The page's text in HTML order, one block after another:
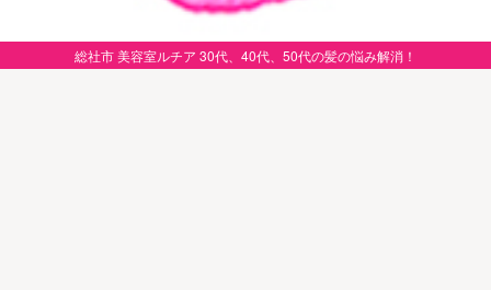
総社市 美容室ルチア 30代、40代、50代の髪の悩み解消！